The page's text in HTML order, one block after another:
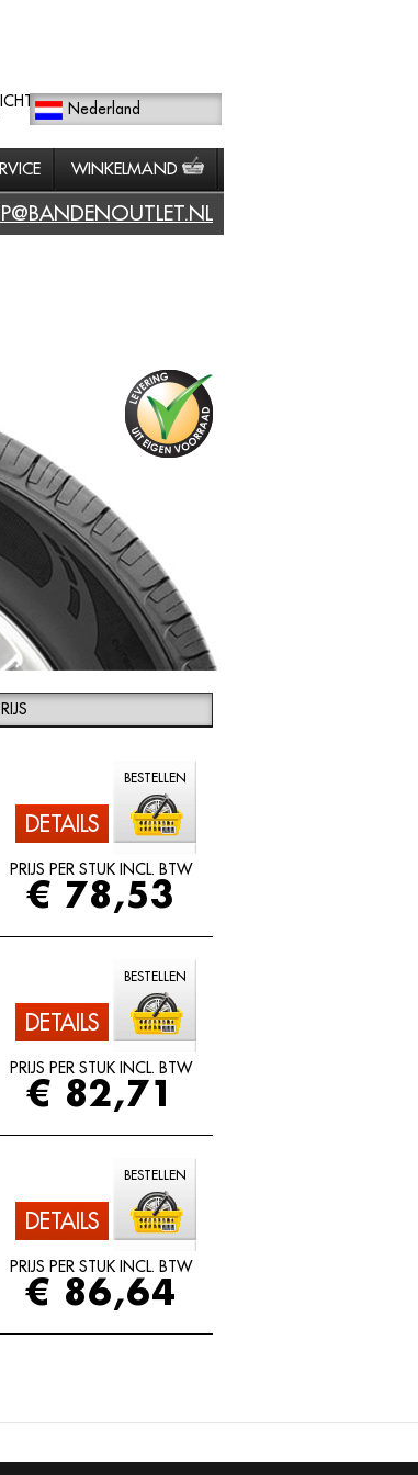
Nederland
WINKELMAND
DETAILS
BESTELLEN
PRIJS PER STUK INCL. BTW
€ 78,53
DETAILS
BESTELLEN
PRIJS PER STUK INCL. BTW
€ 82,71
DETAILS
BESTELLEN
PRIJS PER STUK INCL. BTW
€ 86,64